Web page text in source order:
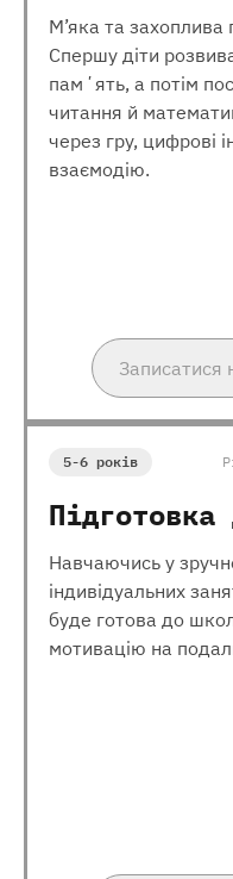
М’яка та
Спершу діти
памʼять, а потім
читання й
через гру, цифрові
взаємодію.
Записатися
5-6 років
Навчаючись у
індивідуальних
буде готова до
мотивацію на